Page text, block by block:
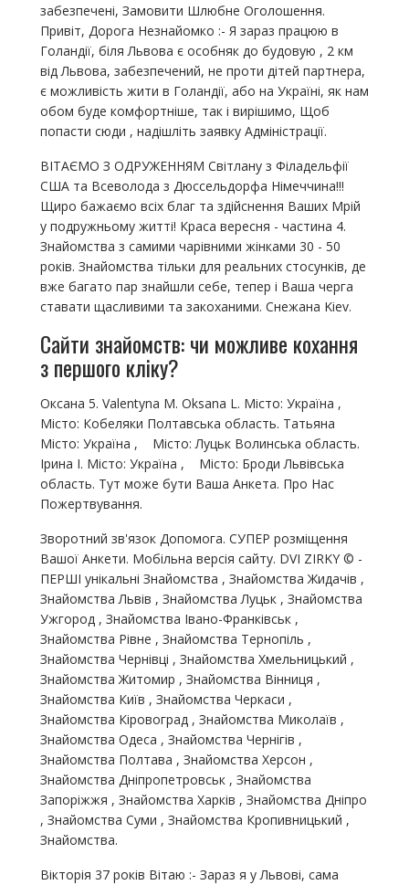
забезпечені, Замовити Шлюбне Оголошення.
Привіт, Дорога Незнайомко :- Я зараз працюю в
Голандії, біля Львова є особняк до будовую , 2 км
від Львова, забезпечений, не проти дітей партнера,
є можливість жити в Голандії, або на Україні, як нам
обом буде комфортніше, так і вирішимо, Щоб
попасти сюди , надішліть заявку Адміністрації.
ВІТАЄМО З ОДРУЖЕННЯМ Світлану з Філадельфії
США та Всеволода з Дюссельдорфа Німеччина!!!
Щиро бажаємо всіх благ та здійснення Ваших Мрій
у подружньому житті! Краса вересня - частина 4.
Знайомства з самими чарівними жінками 30 - 50
років. Знайомства тільки для реальних стосунків, де
вже багато пар знайшли себе, тепер і Ваша черга
ставати щасливими та закоханими. Снежана Kiev.
Сайти знайомств: чи можливе кохання
з першого кліку?
Оксана 5. Valentyna M. Oksana L. Місто: Україна ,
Місто: Кобеляки Полтавська область. Татьяна
Місто: Україна , Місто: Луцьк Волинська область.
Ірина І. Місто: Україна , Місто: Броди Львівська
область. Тут може бути Ваша Анкета. Про Нас
Пожертвування.
Зворотний зв'язок Допомога. СУПЕР розміщення
Вашої Анкети. Мобільна версія сайту. DVI ZIRKY © -
ПЕРШІ унікальні Знайомства , Знайомства Жидачів ,
Знайомства Львів , Знайомства Луцьк , Знайомства
Ужгород , Знайомства Івано-Франківськ ,
Знайомства Рівне , Знайомства Тернопіль ,
Знайомства Чернівці , Знайомства Хмельницький ,
Знайомства Житомир , Знайомства Вінниця ,
Знайомства Київ , Знайомства Черкаси ,
Знайомства Кіровоград , Знайомства Миколаїв ,
Знайомства Одеса , Знайомства Чернігів ,
Знайомства Полтава , Знайомства Херсон ,
Знайомства Дніпропетровськ , Знайомства
Запоріжжя , Знайомства Харків , Знайомства Дніпро
, Знайомства Суми , Знайомства Кропивницький ,
Знайомства.
Вікторія 37 років Вітаю :- Зараз я у Львові, сама